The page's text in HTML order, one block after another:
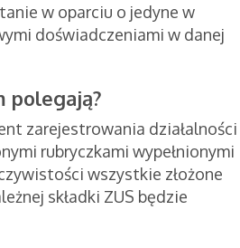
w oparciu o jedyne w
doświadczeniami w danej
polegają?
zarejestrowania działalności
rubryczkami wypełnionymi
wszystkie złożone
składki ZUS będzie